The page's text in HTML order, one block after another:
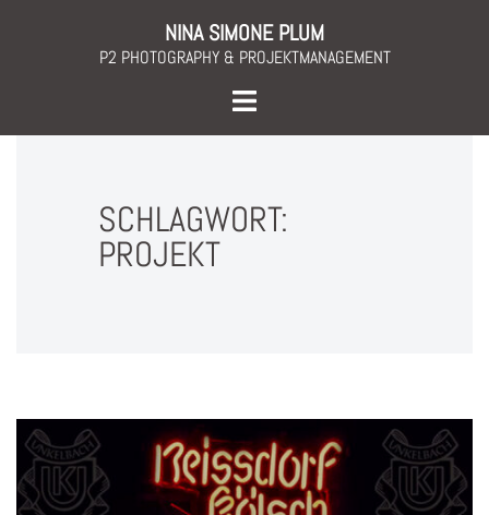
NINA SIMONE PLUM
P2 PHOTOGRAPHY & PROJEKTMANAGEMENT
Toggle
menu
SCHLAGWORT:
PROJEKT